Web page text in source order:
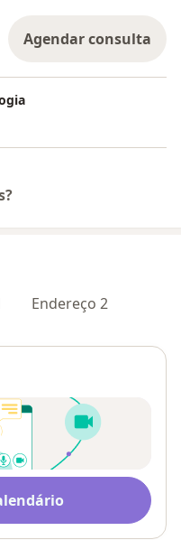
Agendar consulta
Endereço 2